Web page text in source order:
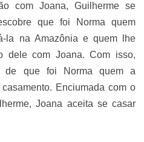
com Joana, Guilherme se
que foi Norma quem
la na Amazônia e quem lhe
dele com Joana. Com isso,
de que foi Norma quem a
Enciumada com o
Joana aceita se casar